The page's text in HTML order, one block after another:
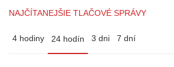
NAJČÍTANEJŠIE TLAČOVÉ SPRÁVY
4 hodiny 24 hodín 3 dni 7 dní